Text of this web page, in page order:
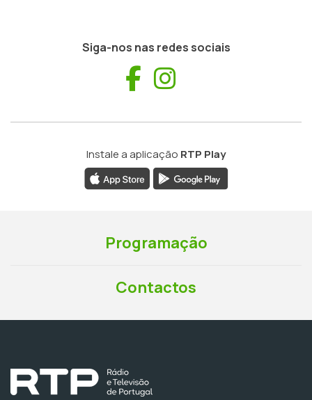
Siga-nos nas redes sociais
Facebook
Instale a aplicação RTP Play
Programação
Contactos